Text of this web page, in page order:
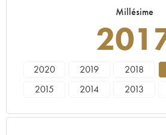
Millésime
2020 2019 2018
2015
2014 2013